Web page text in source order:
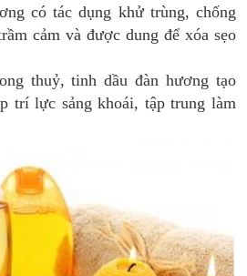
có tác dụng khử trùng, chống
cảm và được dung để xóa sẹo
thuỷ, tinh dầu đàn hương tạo
trí lực sảng khoái, tập trung làm